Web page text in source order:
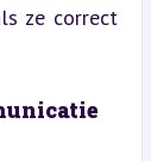
ze correct